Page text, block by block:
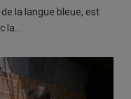
la langue bleue, est
la…